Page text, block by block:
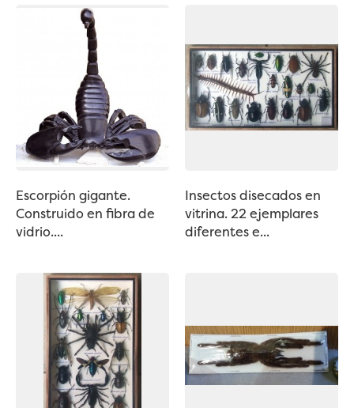
Escorpión gigante.
Construido en fibra de
vidrio....
Insectos disecados en
vitrina. 22 ejemplares
diferentes e...